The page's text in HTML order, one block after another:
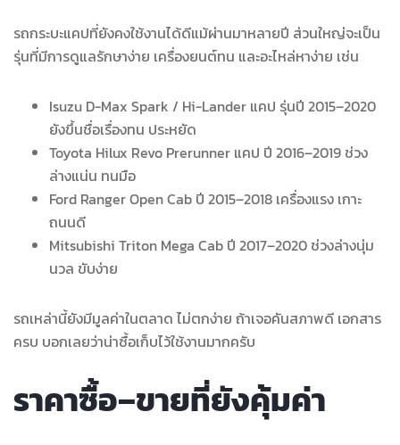
รถกระบะแคปที่ยังคงใช้งานได้ดีแม้ผ่านมาหลายปี ส่วนใหญ่จะเป็น
รุ่นที่มีการดูแลรักษาง่าย เครื่องยนต์ทน และอะไหล่หาง่าย เช่น
Isuzu D-Max Spark / Hi-Lander แคป รุ่นปี 2015–2020
ยังขึ้นชื่อเรื่องทน ประหยัด
Toyota Hilux Revo Prerunner แคป ปี 2016–2019 ช่วง
ล่างแน่น ทนมือ
Ford Ranger Open Cab ปี 2015–2018 เครื่องแรง เกาะ
ถนนดี
Mitsubishi Triton Mega Cab ปี 2017–2020 ช่วงล่างนุ่ม
นวล ขับง่าย
รถเหล่านี้ยังมีมูลค่าในตลาด ไม่ตกง่าย ถ้าเจอคันสภาพดี เอกสาร
ครบ บอกเลยว่าน่าซื้อเก็บไว้ใช้งานมากครับ
ราคาซื้อ–ขายที่ยังคุ้มค่า